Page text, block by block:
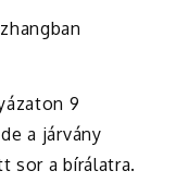
9
a járvány
sor a bírálatra.